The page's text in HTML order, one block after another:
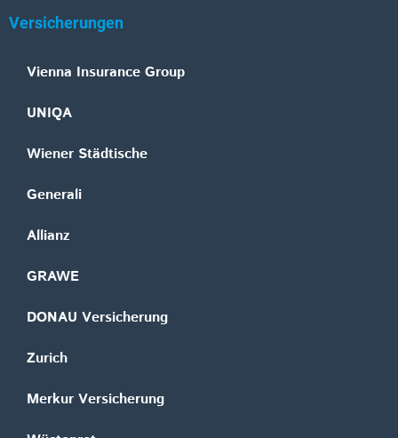
Versicherungen
Vienna Insurance Group
UNIQA
Wiener Städtische
Generali
Allianz
GRAWE
DONAU Versicherung
Zurich
Merkur Versicherung